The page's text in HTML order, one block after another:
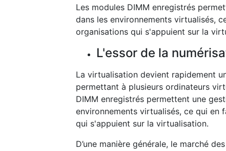
Les modules DIMM enregistrés
dans les environnements virtualisés,
organisations qui s'appuient sur la
L'essor de la
La virtualisation devient rapidement
permettant à plusieurs ordinateurs
DIMM enregistrés permettent une
environnements virtualisés, ce qui en
qui s'appuient sur la virtualisation.
D’une manière générale, le marché